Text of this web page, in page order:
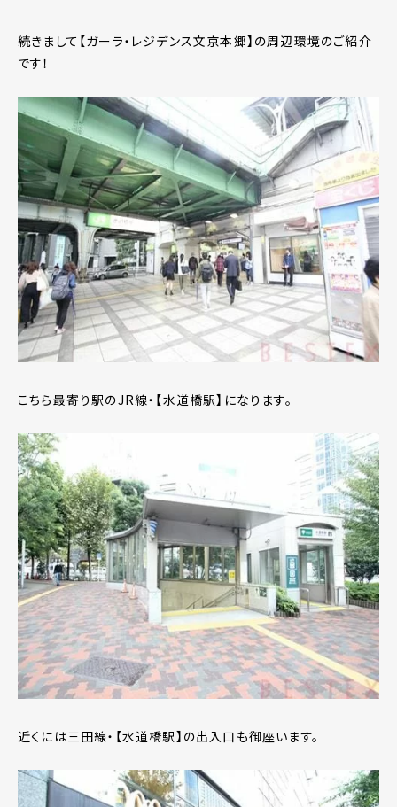
続きまして【ガーラ・レジデンス文京本郷】の周辺環境のご紹介
です！
こちら最寄り駅のJR線・【水道橋駅】になります。
近くには三田線・【水道橋駅】の出入口も御座います。